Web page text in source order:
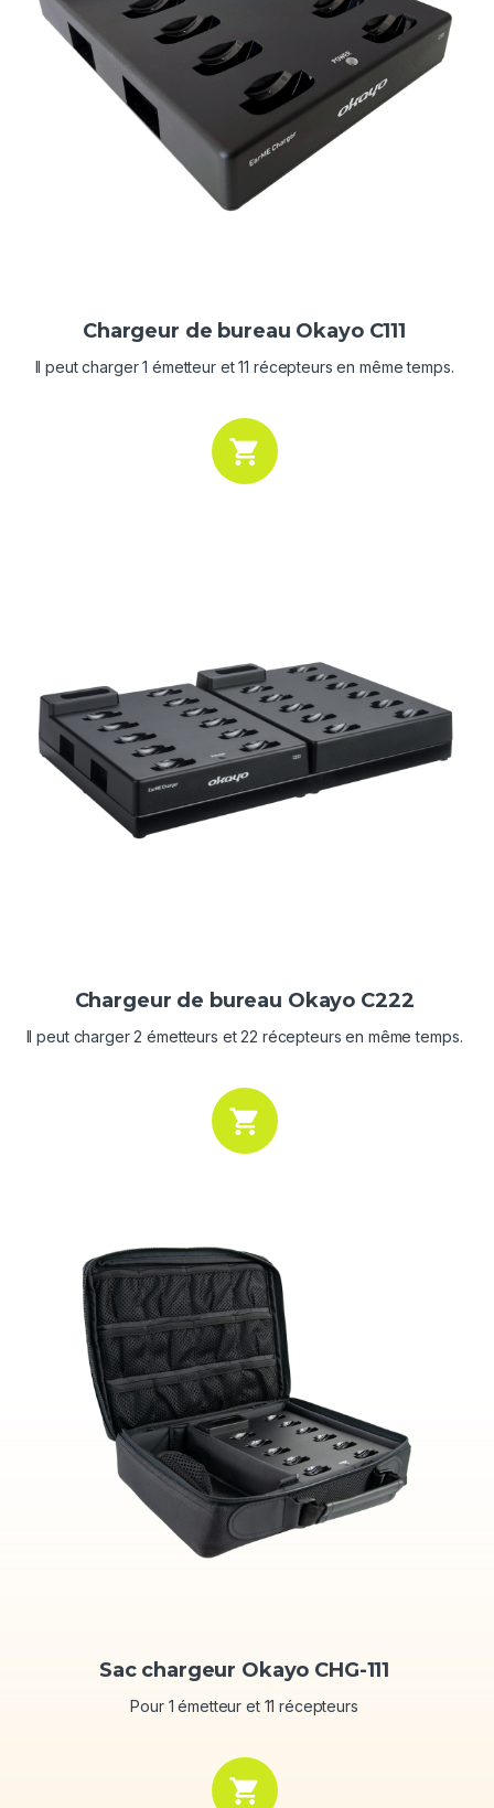
Chargeur de bureau Okayo C111
Il peut charger 1 émetteur et 11 récepteurs en même temps.
Chargeur de bureau Okayo C222
Il peut charger 2 émetteurs et 22 récepteurs en même temps.
Sac chargeur Okayo CHG-111
Pour 1 émetteur et 11 récepteurs